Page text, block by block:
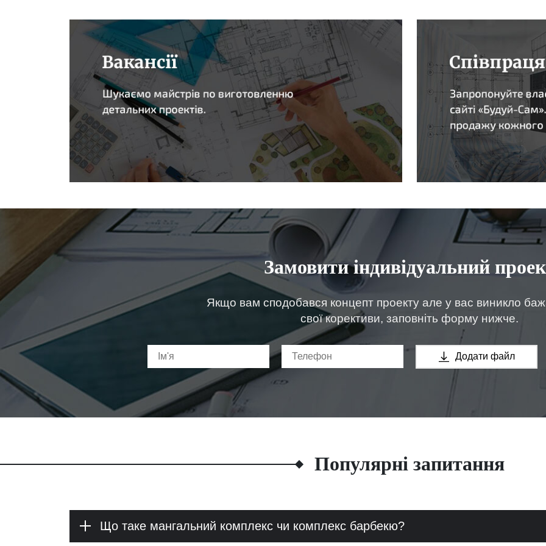
Замовити індивідуальний
Якщо вам сподобався концепт проекту але у вас виникло
свої корективи, заповніть форму нижче.
Додати файл
Популярні запитання
Що таке мангальний комплекс чи комплекс барбекю?